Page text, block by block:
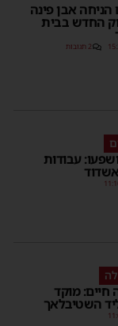
אבן פינה
החדש בבית
2 תגובות
עבודות
חיים: מוקד
השטיבלאך